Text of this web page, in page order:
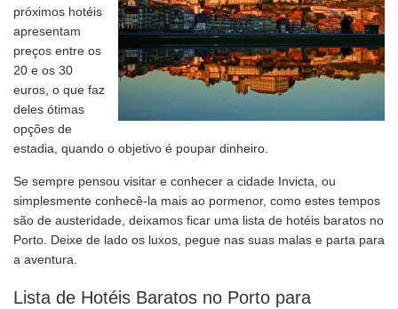
próximos hotéis
apresentam
preços entre os
20 e os 30
euros, o que faz
deles ótimas
opções de
estadia, quando o objetivo é poupar dinheiro.
Se sempre pensou visitar e conhecer a cidade Invicta, ou
simplesmente conhecê-la mais ao pormenor, como estes tempos
são de austeridade, deixamos ficar uma lista de hotéis baratos no
Porto. Deixe de lado os luxos, pegue nas suas malas e parta para
a aventura.
Lista de Hotéis Baratos no Porto para